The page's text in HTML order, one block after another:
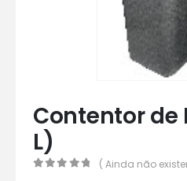
Contentor de
L)
( Ainda não